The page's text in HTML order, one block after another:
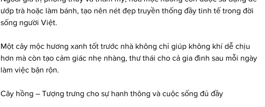
ướp trà hoặc làm bánh, tạo nên nét đẹp truyền thống đầy tinh tế trong đời
sống người Việt.
Một cây mộc hương xanh tốt trước nhà không chỉ giúp không khí dễ chịu
hơn mà còn tạo cảm giác nhẹ nhàng, thư thái cho cả gia đình sau mỗi ngày
làm việc bận rộn.
Cây hồng – Tượng trưng cho sự hanh thông và cuộc sống đủ đầy